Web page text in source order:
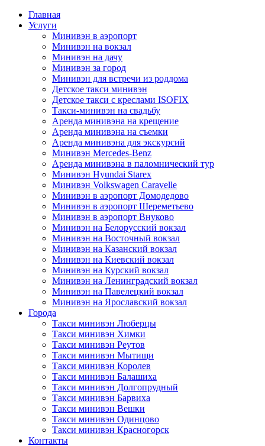
Главная
Услуги
Минивэн в аэропорт
Минивэн на вокзал
Минивэн на дачу
Минивэн за город
Минивэн для встречи из роддома
Детское такси минивэн
Детское такси с креслами ISOFIX
Такси-минивэн на свадьбу
Аренда минивэна на крещение
Аренда минивэна на съемки
Аренда минивэна для экскурсий
Минивэн Mercedes-Benz
Аренда минивэна в паломнический тур
Минивэн Hyundai Starex
Минивэн Volkswagen Caravelle
Минивэн в аэропорт Домодедово
Минивэн в аэропорт Шереметьево
Минивэн в аэропорт Внуково
Минивэн на Белорусский вокзал
Минивэн на Восточный вокзал
Минивэн на Казанский вокзал
Минивэн на Киевский вокзал
Минивэн на Курский вокзал
Минивэн на Ленинградский вокзал
Минивэн на Павелецкий вокзал
Минивэн на Ярославский вокзал
Города
Такси минивэн Люберцы
Такси минивэн Химки
Такси минивэн Реутов
Такси минивэн Мытищи
Такси минивэн Королев
Такси минивэн Балашиха
Такси минивэн Долгопрудный
Такси минивэн Барвиха
Такси минивэн Вешки
Такси минивэн Одинцово
Такси минивэн Красногорск
Контакты